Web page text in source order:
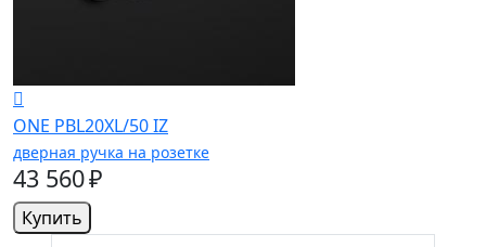
ONE PBL20XL/50 IZ
дверная ручка на розетке
43 560 ₽
Купить